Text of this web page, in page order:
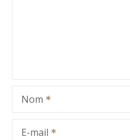
Nom
E-mail